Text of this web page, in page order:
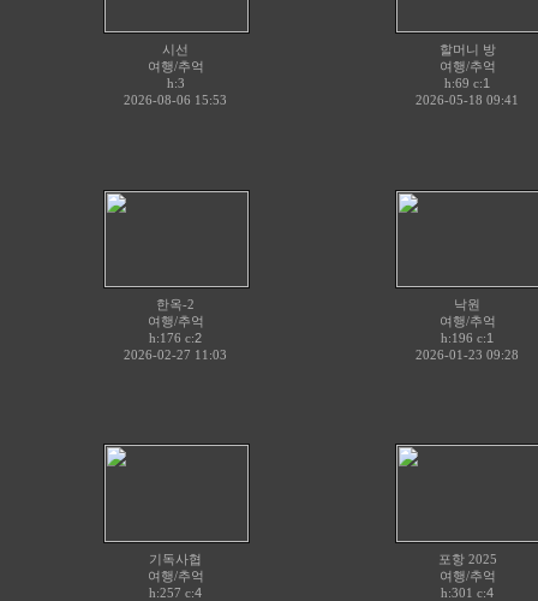
시선
여행/추억
h:3
2026-08-06 15:53
할머니 방
여행/추억
h:69 c:1
2026-05-18 09:41
한옥-2
여행/추억
h:176 c:2
2026-02-27 11:03
낙원
여행/추억
h:196 c:1
2026-01-23 09:28
기독사협
여행/추억
h:257 c:4
포항 2025
여행/추억
h:301 c:4